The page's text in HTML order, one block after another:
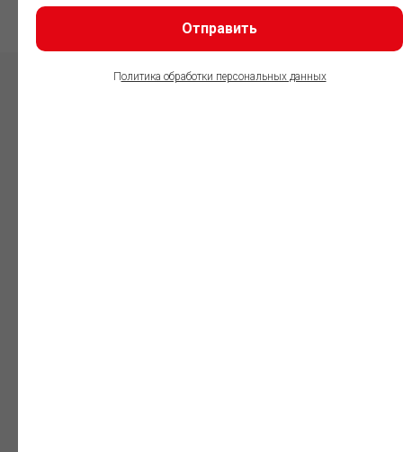
Отправить
Политика обработки персональных данных